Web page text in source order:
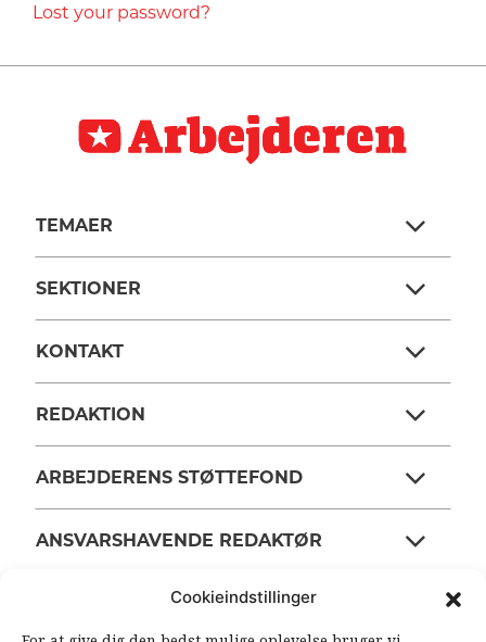
Cookieindstillinger
HISTORIE
TEORI
Lost your password?
TEMAER
SEKTIONER
KONTAKT
REDAKTION
ARBEJDERENS STØTTEFOND
ANSVARSHAVENDE REDAKTØR